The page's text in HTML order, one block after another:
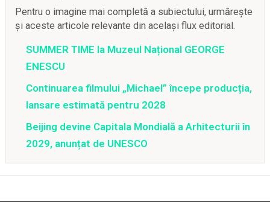
Pentru o imagine mai completă a subiectului, urmărește
și aceste articole relevante din același flux editorial.
SUMMER TIME la Muzeul Național GEORGE
ENESCU
Continuarea filmului „Michael” începe producția,
lansare estimată pentru 2028
Beijing devine Capitala Mondială a Arhitecturii în
2029, anunțat de UNESCO